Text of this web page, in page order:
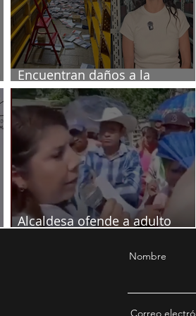
Encuentran daños a la
videoteca de Canal Once
Alcaldesa ofende a adulto
Nombre
Correo